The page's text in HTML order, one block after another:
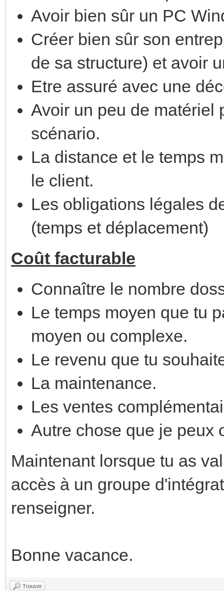
Avoir bien sûr un PC
Créer bien sûr son
de sa structure) et avoir
Etre assuré avec une
Avoir un peu de matériel
scénario.
La distance et le temps
le client.
Les obligations légales
(temps et déplacement)
Coût facturable
Connaître le nombre
Le temps moyen que tu
moyen ou complexe.
Le revenu que tu
La maintenance.
Les ventes
Autre chose que je peux
Maintenant lorsque tu as
accès à un groupe
renseigner.
Bonne vacance.
Trouver